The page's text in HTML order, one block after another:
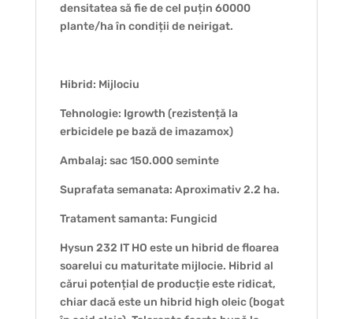
densitatea să fie de cel puțin 60000
plante/ha în condiții de neirigat.
Hibrid: Mijlociu
Tehnologie: Igrowth (rezistență la
erbicidele pe bază de imazamox)
Ambalaj: sac 150.000 seminte
Suprafata semanata: Aproximativ 2.2 ha.
Tratament samanta: Fungicid
Hysun 232 IT HO este un hibrid de floarea
soarelui cu maturitate mijlocie. Hibrid al
cărui potențial de producție este ridicat,
chiar dacă este un hibrid high oleic (bogat